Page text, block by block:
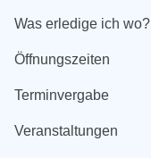
Was erledige ich wo?
Öffnungszeiten
Terminvergabe
Veranstaltungen